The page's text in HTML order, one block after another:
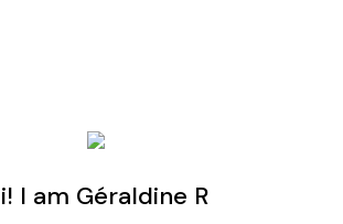
I am Géraldine R